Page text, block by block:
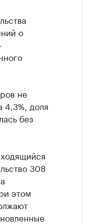
о
не
4,3%, доля
без
308
этом